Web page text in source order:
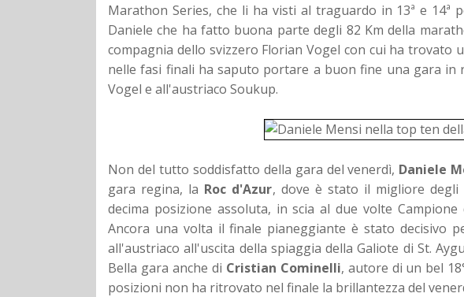
Marathon Series, che li ha visti al traguardo in 13ª e 14ª
Daniele che ha fatto buona parte degli 82 Km della
compagnia dello svizzero Florian Vogel con cui ha trovato
nelle fasi finali ha saputo portare a buon fine una gara in
Vogel e all'austriaco Soukup.
Non del tutto soddisfatto della gara del venerdì, Daniele
gara regina, la Roc d'Azur, dove è stato il migliore
decima posizione assoluta, in scia al due volte
Ancora una volta il finale pianeggiante è stato decisivo
all'austriaco all'uscita della spiaggia della Galiote di St.
Bella gara anche di Cristian Cominelli, autore di un bel
posizioni non ha ritrovato nel finale la brillantezza del